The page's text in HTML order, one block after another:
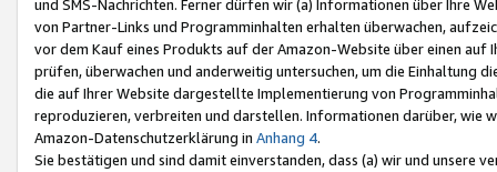
und SMS-Nachrichten. Ferner dürfen wir (a) Informationen über Ihre
von Partner-Links und Programminhalten erhalten überwachen,
vor dem Kauf eines Produkts auf der Amazon-Website über einen
prüfen, überwachen und anderweitig untersuchen, um die Einhaltung
die auf Ihrer Website dargestellte Implementierung von
reproduzieren, verbreiten und darstellen. Informationen darüber, wie
Amazon-Datenschutzerklärung in Anhang 4.
Sie bestätigen und sind damit einverstanden, dass (a) wir und